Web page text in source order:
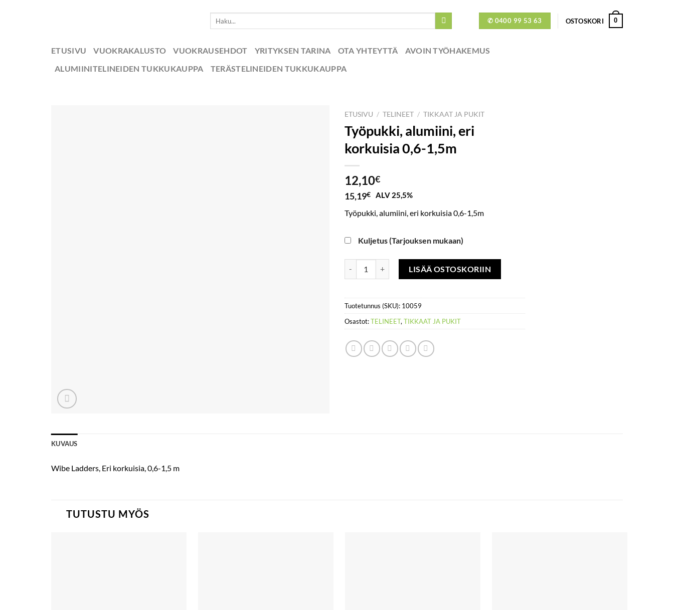
✆ 0400 99 53 63 OSTOSKORI 0
ETUSIVU VUOKRAKALUSTO VUOKRAUSEHDOT YRITYKSEN TARINA OTA YHTEYTTÄ
AVOIN TYÖHAKEMUS
ALUMIINITELINEIDEN TUKKUKAUPPA
TERÄSTELINEIDEN TUKKUKAUPPA
ETUSIVU / TELINEET / TIKKAAT JA PUKIT
Työpukki, alumiini, eri
korkuisia 0,6-1,5m
12,10€
15,19€ ALV 25,5%
Työpukki, alumiini, eri korkuisia 0,6-1,5m
Kuljetus (Tarjouksen mukaan)
Työpukki, alumiini, eri korkuisia 0,6-1,5m määrä
LISÄÄ OSTOSKORIIN
Tuotetunnus (SKU): 10059
Osastot:TELINEET, TIKKAAT JA PUKIT
KUVAUS
Wibe Ladders, Eri korkuisia, 0,6-1,5 m
TUTUSTU MYÖS